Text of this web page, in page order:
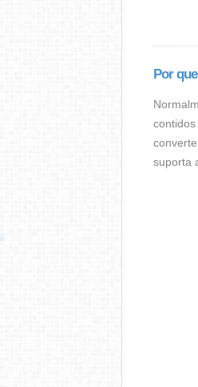
Por
suporta